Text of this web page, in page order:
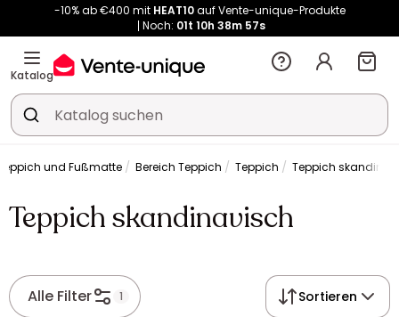
-10% ab €400 mit HEAT10auf Vente-unique-Produkte
Noch: 01t 10h 38m 57s
-10% ab €400 mitHEAT10auf Vente-unique-Produkte
Katalog
und Fußmatte Bereich Teppich Teppich Teppich
Teppich skandinavisch
Alle Filter 1 Sortieren